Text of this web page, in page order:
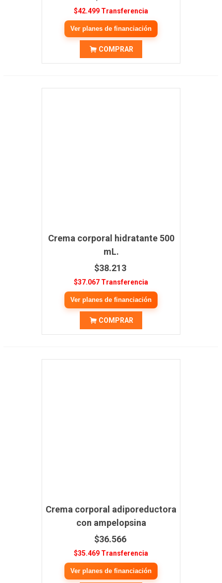
$42.499 Transferencia
Ver planes de financiación
COMPRAR
Crema corporal hidratante 500
mL.
$38.213
$37.067 Transferencia
Ver planes de financiación
COMPRAR
Crema corporal adiporeductora
con ampelopsina
$36.566
$35.469 Transferencia
Ver planes de financiación